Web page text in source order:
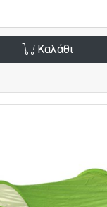
Καλάθι